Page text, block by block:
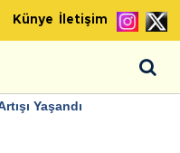
Künye İletişim
Yaşandı